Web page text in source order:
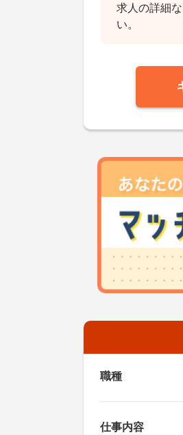
求人の詳細
い。
職種
仕事内容